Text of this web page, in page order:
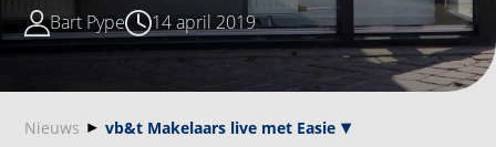
Bart Pype 14 april 2019
Nieuws vb&t Makelaars live met Easie